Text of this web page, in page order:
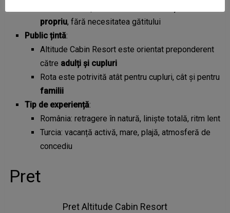
propriu, fără necesitatea gătitului
Public țintă:
Altitude Cabin Resort este orientat preponderent
către adulți și cupluri
Rota este potrivită atât pentru cupluri, cât și pentru
familii
Tip de experiență:
România: retragere în natură, liniște totală, ritm lent
Turcia: vacanță activă, mare, plajă, atmosferă de
concediu
Pret
Pret Altitude Cabin Resort